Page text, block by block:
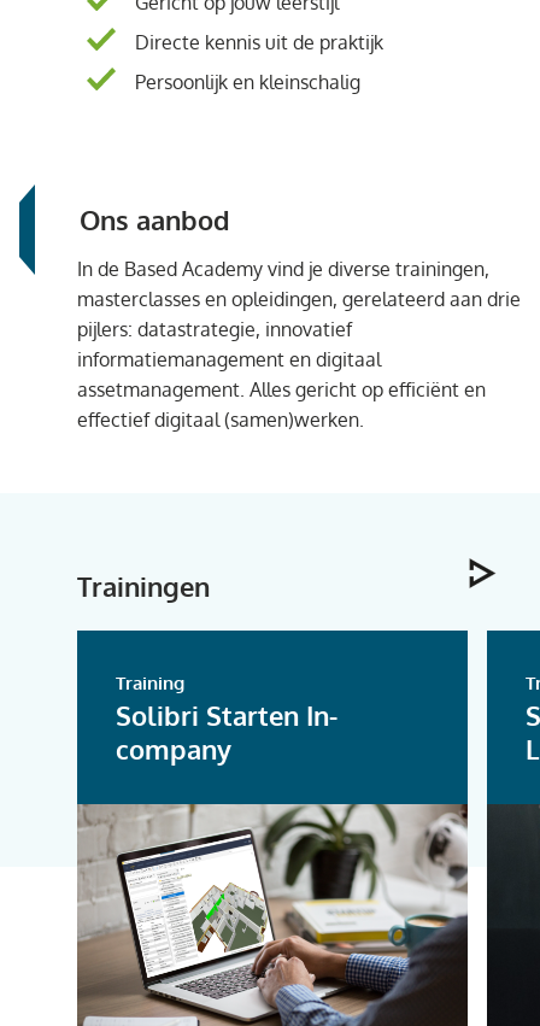
Directe kennis uit de praktijk
Persoonlijk en kleinschalig
Ons aanbod
In de Based Academy vind je diverse trainingen,
masterclasses en opleidingen, gerelateerd aan drie
pijlers: datastrategie, innovatief
informatiemanagement en digitaal
assetmanagement. Alles gericht op efficiënt en
effectief digitaal (samen)werken.
Trainingen
Training
Solibri Starten In-
company